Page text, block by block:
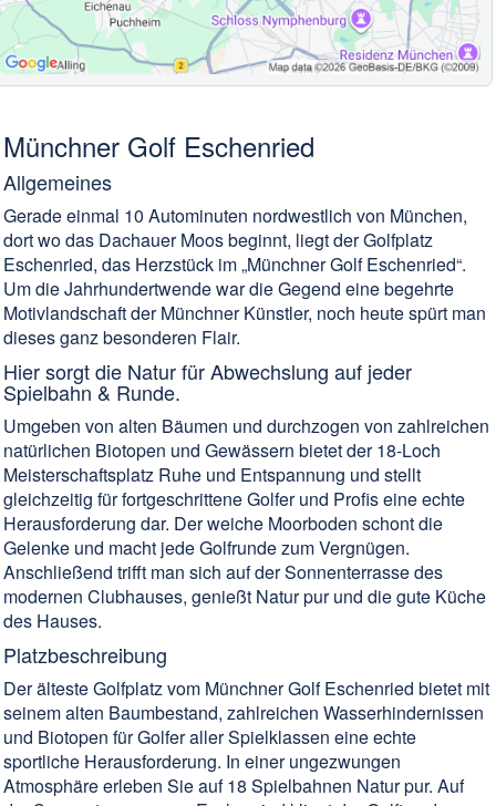
Münchner Golf Eschenried
Allgemeines
Gerade einmal 10 Autominuten nordwestlich von München,
dort wo das Dachauer Moos beginnt, liegt der Golfplatz
Eschenried, das Herzstück im „Münchner Golf Eschenried“.
Um die Jahrhundertwende war die Gegend eine begehrte
Motivlandschaft der Münchner Künstler, noch heute spürt man
dieses ganz besonderen Flair.
Hier sorgt die Natur für Abwechslung auf jeder
Spielbahn & Runde.
Umgeben von alten Bäumen und durchzogen von zahlreichen
natürlichen Biotopen und Gewässern bietet der 18-Loch
Meisterschaftsplatz Ruhe und Entspannung und stellt
gleichzeitig für fortgeschrittene Golfer und Profis eine echte
Herausforderung dar. Der weiche Moorboden schont die
Gelenke und macht jede Golfrunde zum Vergnügen.
Anschließend trifft man sich auf der Sonnenterrasse des
modernen Clubhauses, genießt Natur pur und die gute Küche
des Hauses.
Platzbeschreibung
Der älteste Golfplatz vom Münchner Golf Eschenried bietet mit
seinem alten Baumbestand, zahlreichen Wasserhindernissen
und Biotopen für Golfer aller Spielklassen eine echte
sportliche Herausforderung. In einer ungezwungen
Atmosphäre erleben Sie auf 18 Spielbahnen Natur pur. Auf